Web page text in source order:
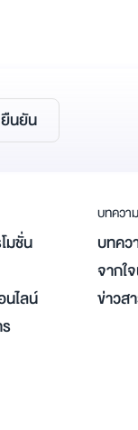
ยืนยัน
มชั่น
ไลน์
บทความ
บทค
จากใ
ข่าวส